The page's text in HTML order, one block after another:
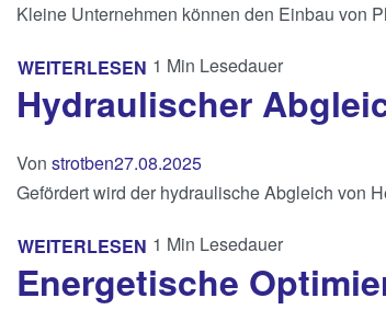
Kleine Unternehmen können den Einbau von
WEITERLESEN 1 Min Lesedauer
Hydraulischer
Von strotben27.08.2025
Gefördert wird der hydraulische Abgleich von
WEITERLESEN 1 Min Lesedauer
Energetische